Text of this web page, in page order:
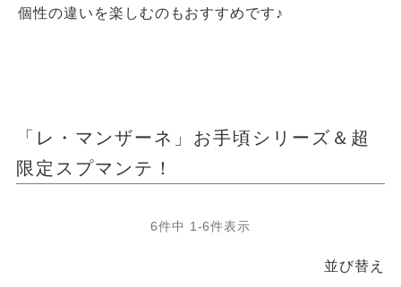
個性の違いを楽しむのもおすすめです♪
「レ・マンザーネ」お手頃シリーズ＆超
限定スプマンテ！
並び替え
6件中 1 -6件表示